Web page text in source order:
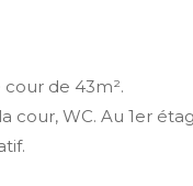
de 43m².
cour, WC. Au 1er